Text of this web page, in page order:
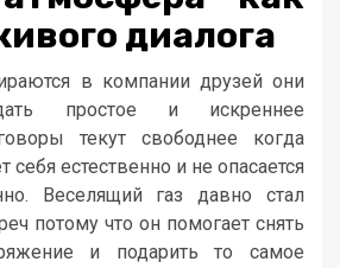
диалога
в компании друзей они
простое и искреннее
текут свободнее когда
себя естественно и не опасается
Веселящий газ давно стал
потому что он помогает снять
и подарить то самое